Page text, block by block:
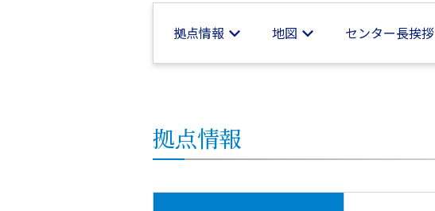
拠点情報 地図 センター長挨拶
拠点情報